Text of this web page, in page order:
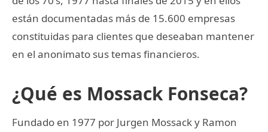
están documentadas más de 15.600 empresas
constituidas para clientes que deseaban mantener
en el anonimato sus temas financieros.
¿Qué es Mossack Fonseca?
Fundado en 1977 por Jurgen Mossack y Ramon